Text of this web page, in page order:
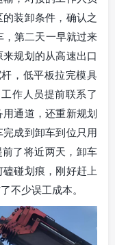
装卸条件，确认之
第二天一早就过来
规划的从高速出口
，低平板拉完模具
作人员提前联系了
通道，还重新规划
成到卸车到位只用
了将近两天，卸车
碰划痕，刚好赶上
不少误工成本。